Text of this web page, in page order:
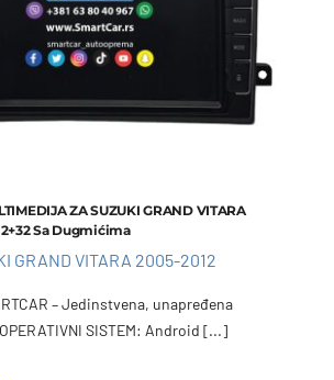
ZA SUZUKI GRAND VITARA
2+32 Sa Dugmićima
GRAND VITARA 2005-2012
– Jedinstvena, unapređena
SISTEM: Android [...]